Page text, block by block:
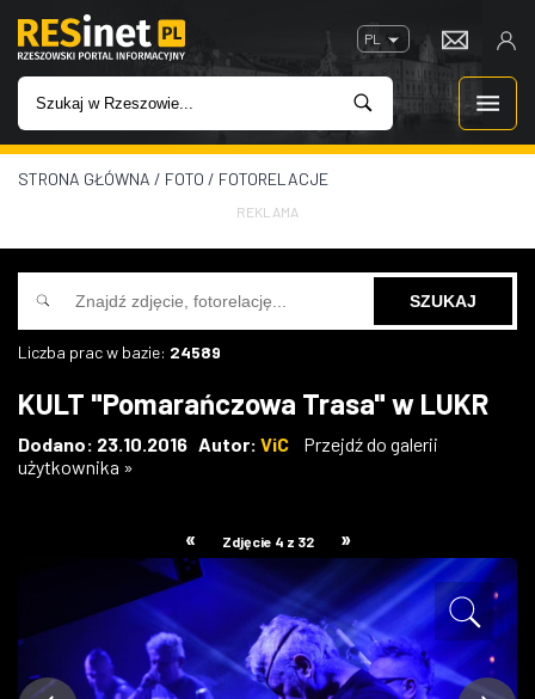
PL
WIADOMOŚCI
INWESTYCJE
IMPREZY
W KINACH
W RZESZOWIE
STRONA GŁÓWNA / FOTO / FOTORELACJE
REKLAMA
Liczba prac w bazie: 24589
KULT "Pomarańczowa Trasa" w LUKR
Dodano: 23.10.2016 Autor: ViC
Przejdź do galerii
użytkownika »
« Zdjęcie 4 z 32 »